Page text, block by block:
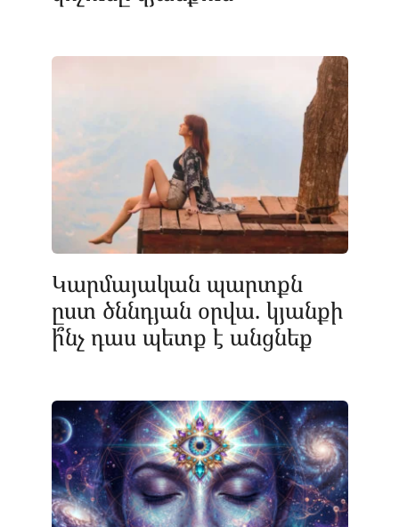
Կարմայական պարտքն
ըստ ծննդյան օրվա. կյանքի
ի՞նչ դաս պետք է անցնեք